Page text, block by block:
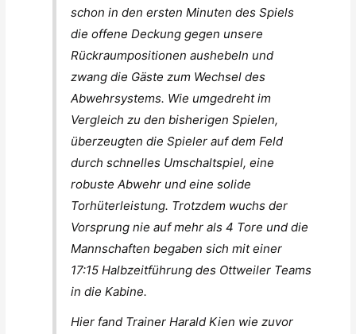
schon in den ersten Minuten des Spiels
die offene Deckung gegen unsere
Rückraumpositionen aushebeln und
zwang die Gäste zum Wechsel des
Abwehrsystems. Wie umgedreht im
Vergleich zu den bisherigen Spielen,
überzeugten die Spieler auf dem Feld
durch schnelles Umschaltspiel, eine
robuste Abwehr und eine solide
Torhüterleistung. Trotzdem wuchs der
Vorsprung nie auf mehr als 4 Tore und die
Mannschaften begaben sich mit einer
17:15 Halbzeitführung des Ottweiler Teams
in die Kabine.
Hier fand Trainer Harald Kien wie zuvor